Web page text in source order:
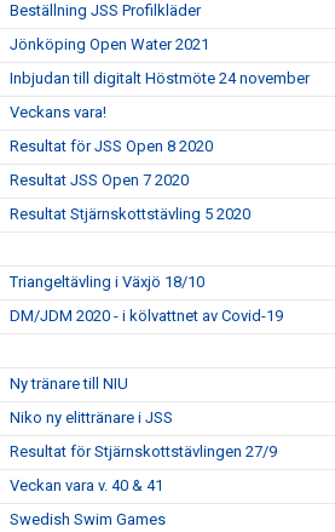
Beställning JSS Profilkläder
Jönköping Open Water 2021
Inbjudan till digitalt Höstmöte 24 november
Veckans vara!
Resultat för JSS Open 8 2020
Resultat JSS Open 7 2020
Resultat Stjärnskottstävling 5 2020
Triangeltävling i Växjö 18/10
DM/JDM 2020 - i kölvattnet av Covid-19
Ny tränare till NIU
Niko ny elittränare i JSS
Resultat för Stjärnskottstävlingen 27/9
Veckan vara v. 40 & 41
Swedish Swim Games